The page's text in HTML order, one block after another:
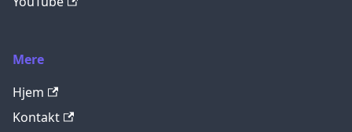
Mere
Hjem
Kontakt